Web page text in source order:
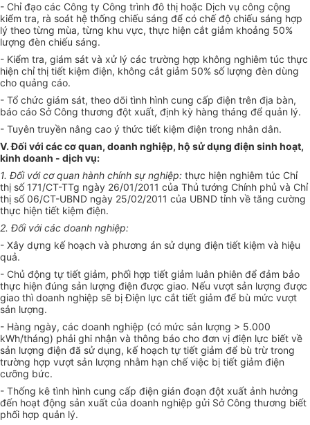
- Chỉ đạo các Công ty Công trình đô thị hoặc Dịch vụ công cộng
kiểm tra, rà soát hệ thống chiếu sáng để có chế độ chiếu sáng hợp
lý theo từng mùa, từng khu vực, thực hiện cắt giảm khoảng 50%
lượng đèn chiếu sáng.
- Kiểm tra, giám sát và xử lý các trường hợp không nghiêm túc thực
hiện chỉ thị tiết kiệm điện, không cắt giảm 50% số lượng đèn dùng
cho quảng cáo.
- Tổ chức giám sát, theo dõi tình hình cung cấp điện trên địa bàn,
báo cáo Sở Công thương đột xuất, định kỳ hàng tháng để quản lý.
- Tuyên truyền nâng cao ý thức tiết kiệm điện trong nhân dân.
V. Đối với các cơ quan, doanh nghiệp, hộ sử dụng điện sinh hoạt,
kinh doanh - dịch vụ:
1. Đối với cơ quan hành chính sự nghiệp: thực hiện nghiêm túc Chỉ
thị số 171/CT-TTg ngày 26/01/2011 của Thủ tướng Chính phủ và Chỉ
thị số 06/CT-UBND ngày 25/02/2011 của UBND tỉnh về tăng cường
thực hiện tiết kiệm điện.
2. Đối với các doanh nghiệp:
- Xây dựng kế hoạch và phương án sử dụng điện tiết kiệm và hiệu
quả.
- Chủ động tự tiết giảm, phối hợp tiết giảm luân phiên để đảm bảo
thực hiện đúng sản lượng điện được giao. Nếu vượt sản lượng được
giao thì doanh nghiệp sẽ bị Điện lực cắt tiết giảm để bù mức vượt
sản lượng.
- Hàng ngày, các doanh nghiệp (có mức sản lượng > 5.000
kWh/tháng) phải ghi nhận và thông báo cho đơn vị điện lực biết về
sản lượng điện đã sử dụng, kế hoạch tự tiết giảm để bù trừ trong
trường hợp vượt sản lượng nhằm hạn chế việc bị tiết giảm điện
cưỡng bức.
- Thống kê tình hình cung cấp điện gián đoạn đột xuất ảnh hưởng
đến hoạt động sản xuất của doanh nghiệp gửi Sở Công thương biết
phối hợp quản lý.